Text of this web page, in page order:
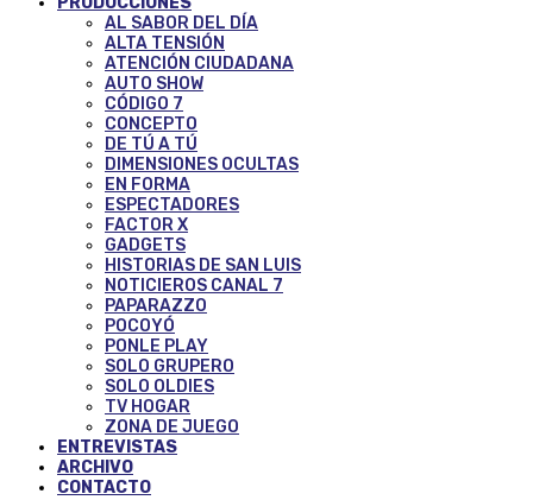
AL SABOR DEL DÍA
ALTA TENSIÓN
ATENCIÓN CIUDADANA
AUTO SHOW
CÓDIGO 7
CONCEPTO
DE TÚ A TÚ
DIMENSIONES OCULTAS
EN FORMA
ESPECTADORES
FACTOR X
GADGETS
HISTORIAS DE SAN LUIS
NOTICIEROS CANAL 7
PAPARAZZO
POCOYÓ
PONLE PLAY
SOLO GRUPERO
SOLO OLDIES
TV HOGAR
ZONA DE JUEGO
ENTREVISTAS
ARCHIVO
CONTACTO